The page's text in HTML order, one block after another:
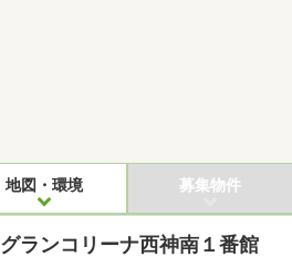
地図・環境 募集物件
グランコリーナ西神南１番館